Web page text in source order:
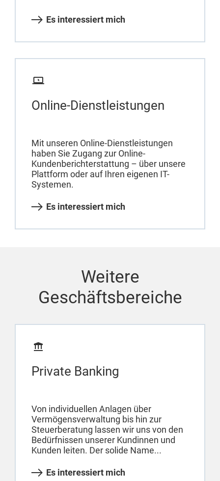
Es interessiert mich
Online-Dienstleistungen
Mit unseren Online-Dienstleistungen
haben Sie Zugang zur Online-
Kundenberichterstattung – über unsere
Plattform oder auf Ihren eigenen IT-
Systemen.
Es interessiert mich
Weitere
Geschäftsbereiche
Private Banking
Von individuellen Anlagen über
Vermögensverwaltung bis hin zur
Steuerberatung lassen wir uns von den
Bedürfnissen unserer Kundinnen und
Kunden leiten. Der solide Name...
Es interessiert mich